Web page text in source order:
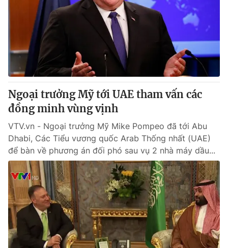
Ngoại trưởng Mỹ tới UAE tham vấn các
đồng minh vùng vịnh
VTV.vn - Ngoại trưởng Mỹ Mike Pompeo đã tới Abu
Dhabi, Các Tiểu vương quốc Arab Thống nhất (UAE)
để bàn về phương án đối phó sau vụ 2 nhà máy dầu...